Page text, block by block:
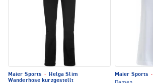
Maier Sports ·
Helga Slim
Wanderhose kurzgestellt
Maier Sports ·